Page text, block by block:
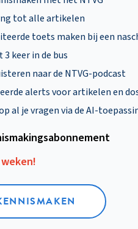
tot alle artikelen
toets maken bij een
keer in de bus
naar de NTVG-podcast
alerts voor artikelen en
al je vragen via de AI-